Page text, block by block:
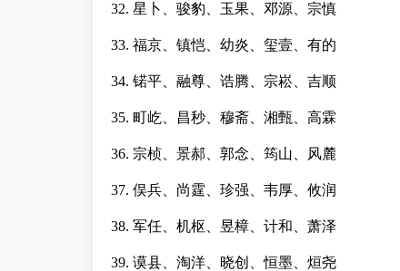
32. 星卜、骏豹、玉果、邓源、宗慎
33. 福京、镇恺、幼炎、玺壹、有的
34. 锘平、融尊、诰腾、宗崧、吉顺
35. 町屹、昌秒、穆斋、湘甄、高霖
36. 宗桢、景郝、郭念、筠山、风麓
37. 俣兵、尚霆、珍强、韦厚、攸润
38. 军任、机枢、昱樟、计和、萧泽
39. 谟县、淘洋、晓创、恒墨、烜尧